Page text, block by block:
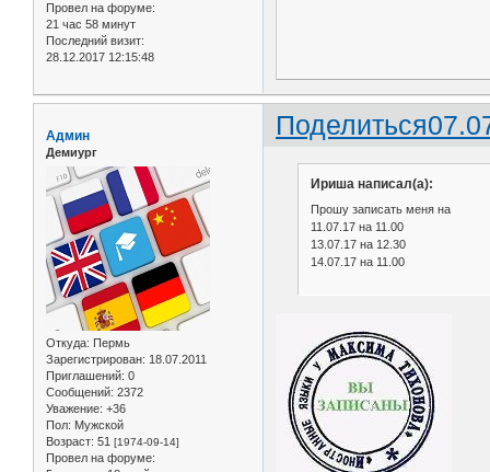
Провел на форуме:
21 час 58 минут
Последний визит:
28.12.2017 12:15:48
Поделиться
Админ
Демиург
Откуда: Пермь
Зарегистрирован: 18.07.2011
Приглашений: 0
Сообщений: 2372
Уважение: +36
Пол: Мужской
Возраст: 51 [1974-09-14]
Провел на форуме:
Ириша написал(а):
Прошу записать меня на
11.07.17 на 11.00
13.07.17 на 12.30
14.07.17 на 11.00